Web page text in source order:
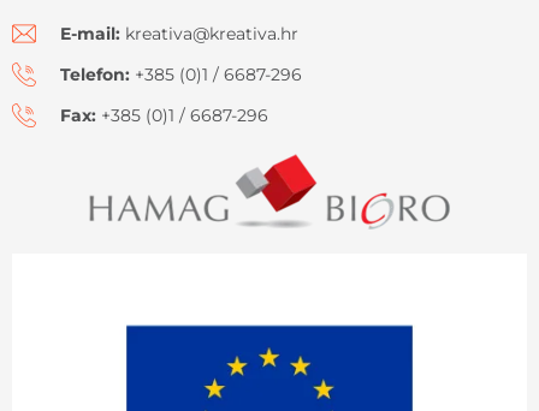
E-mail: kreativa@kreativa.hr
Telefon: +385 (0)1 / 6687-296
Fax: +385 (0)1 / 6687-296